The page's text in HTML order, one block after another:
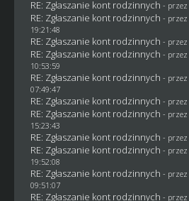
RE: Zgłaszanie kont rodzinnych - przez
RE: Zgłaszanie kont rodzinnych - przez
19:21:48
RE: Zgłaszanie kont rodzinnych - przez
RE: Zgłaszanie kont rodzinnych - przez
10:53:59
RE: Zgłaszanie kont rodzinnych - przez
07:49:47
RE: Zgłaszanie kont rodzinnych - przez
RE: Zgłaszanie kont rodzinnych - przez
15:23:43
RE: Zgłaszanie kont rodzinnych - przez
RE: Zgłaszanie kont rodzinnych - przez
19:52:08
RE: Zgłaszanie kont rodzinnych - przez
09:51:07
RE: Zgłaszanie kont rodzinnych - przez